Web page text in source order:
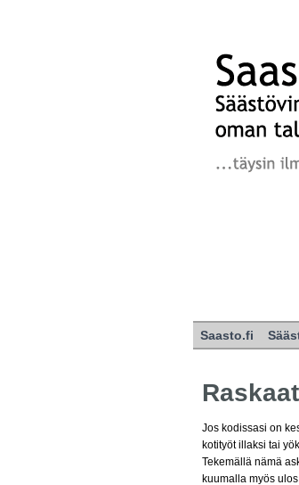
Saasto.fi
Jos kodissasi on
kotityöt illaksi tai
Tekemällä nämä
kuumalla myös